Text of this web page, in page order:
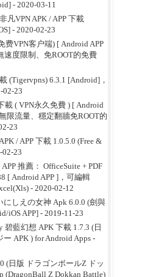
- 2020-03-11
凡VPN APK / APP 下載
- 2020-02-23
费VPN客户端) [ Android APP
度限制、免ROOT的免費
(Tigervpns) 6.3.1 [Android]，
02-23
載 ( VPN永久免費 ) [ Android
限流量、穩定翻牆免ROOT的
23
/ APP 下載 1.0.5.0 (Free &
23
推薦： OfficeSuite + PDF
[ Android APP ]，可編輯
- 2020-02-12
にしえの女神 Apk 6.0.0 (劍與
iOS APP]- 2019-11-23
碧藍幻想 APK 下載 1.7.3 (日
APK ) for Android Apps -
(日版 ドラゴンボールZ ドッ
(DragonBall Z Dokkan Battle)